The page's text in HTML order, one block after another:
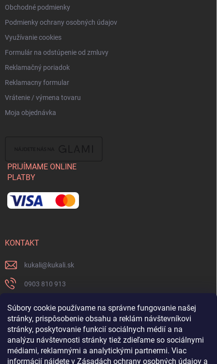
Súbory cookie používame na správne fungovanie našej
stránky, prispôsobenie obsahu a reklám návštevníkovi
stránky, poskytovanie funkcií sociálnych médií a na
analýzu návštevnosti stránky tiež zdieľame so sociálnymi
médiami, reklamnými a analytickými partnermi. Viac
informácií nájdete v Zásadách ochrany osobných údajov a
Obchodné podmienky
Podmienky ochrany osobných údajov
Využívanie cookies
Formulár na odstúpenie od zmluvy
Reklamačný poriadok
Reklamacny formular
Vrátenie / výmena tovaru
Moja objednávka
PRIJÍMAME ONLINE
PLATBY
KONTAKT
kukali@kukali.sk
0903 810 913
Nenechajte si ujsť novinky a sledujte nás na FB
kukalishop